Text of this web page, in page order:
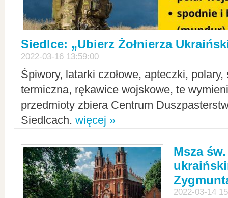
Siedlce: „Ubierz Żołnierza
2022-03-16 13:59:00
Śpiwory, latarki czołowe, apteczki,
termiczna, rękawice wojskowe, te
przedmioty zbiera Centrum
Siedlcach. więcej »
Msza
2022-03-14